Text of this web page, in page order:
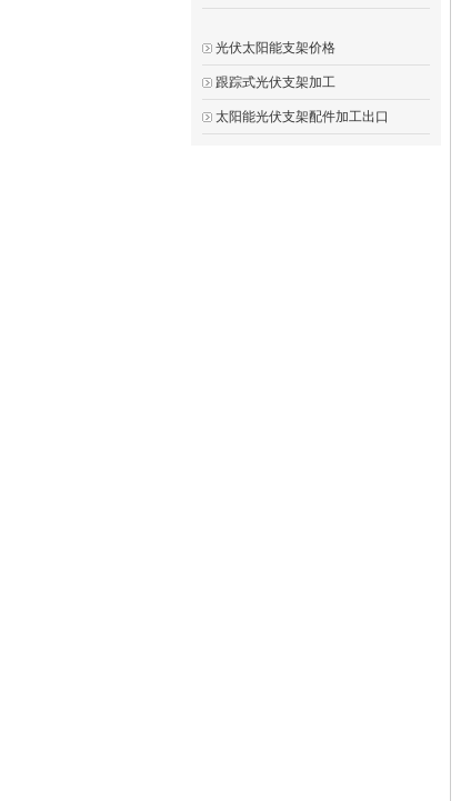
光伏太阳能支架价格
跟踪式光伏支架加工
太阳能光伏支架配件加工出口